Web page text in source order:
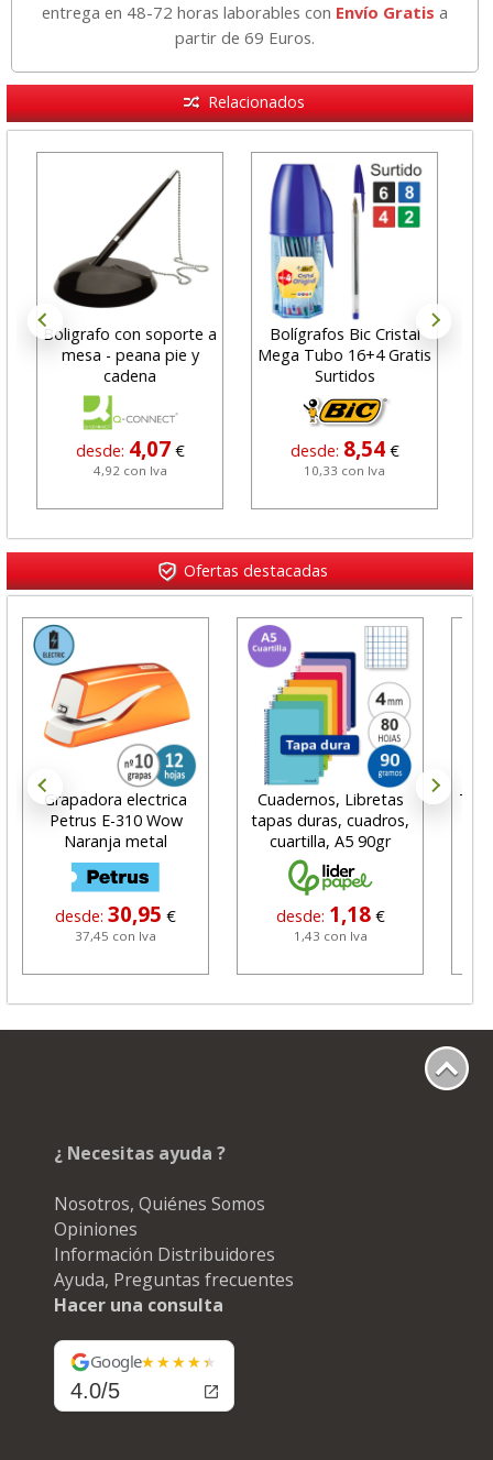
entrega en 48-72 horas laborables con Envío Gratis a
partir de 69 Euros.
Relacionados
Boligrafo con soporte a
mesa - peana pie y
cadena
desde:4,07 €
4,92 con Iva
Bolígrafos Bic Cristal
Mega Tubo 16+4 Gratis
Surtidos
desde:8,54 €
10,33 con Iva
Ofertas destacadas
Grapadora electrica
Petrus E-310 Wow
Naranja metal
desde:30,95 €
37,45 con Iva
Cuadernos, Libretas
tapas duras, cuadros,
cuartilla, A5 90gr
desde: 1,18 €
1,43 con Iva
¿ Necesitas ayuda ?
Nosotros, Quiénes Somos
Opiniones
Información Distribuidores
Ayuda, Preguntas frecuentes
Hacer una consulta
Google
4.0/5